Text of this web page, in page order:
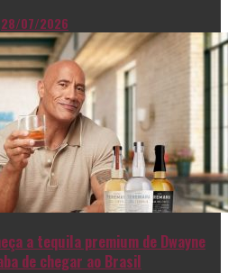
28/07/2026
a tequila premium de Dwayne
de chegar ao Brasil